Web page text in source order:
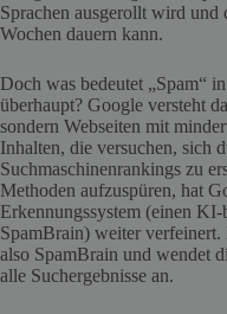
Sprachen ausgerollt wird und
Wochen dauern kann.
Doch was bedeutet „Spam“
überhaupt? Google versteht
sondern Webseiten mit
Inhalten, die versuchen, sich
Suchmaschinenrankings zu
Methoden aufzuspüren, hat
Erkennungssystem (einen
SpamBrain) weiter verfeinert.
also SpamBrain und wendet
alle Suchergebnisse an.